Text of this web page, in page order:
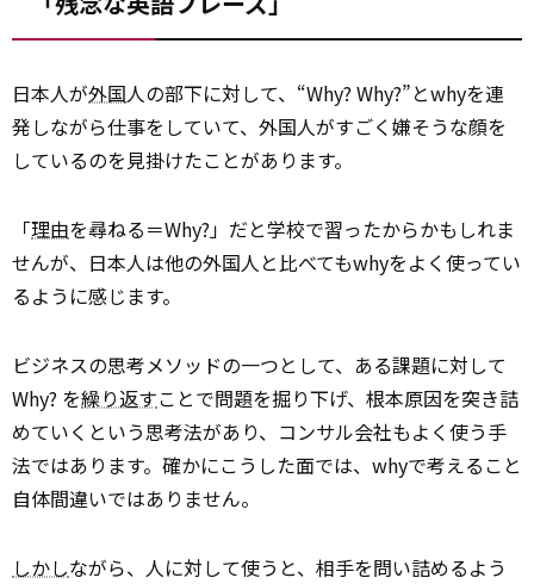
日本人が外国人の部下に対して、“Why? Why?”とwhyを連
発しながら仕事をしていて、外国人がすごく嫌そうな顔を
しているのを見掛けたことがあります。
「理由を尋ねる＝Why?」だと学校で習ったからかもしれま
せんが、日本人は他の外国人と比べてもwhyをよく使ってい
るように感じます。
ビジネスの思考メソッドの一つとして、ある課題に対して
Why? を繰り返すことで問題を掘り下げ、根本原因を突き詰
めていくという思考法があり、コンサル会社もよく使う手
法ではあります。確かにこうした面では、whyで考えること
自体間違いではありません。
しかしながら、人に対して使うと、相手を問い詰めるよう